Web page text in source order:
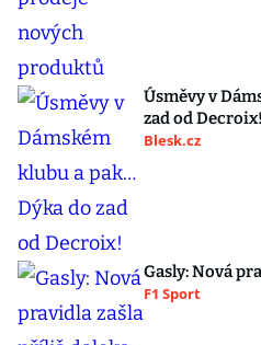
Úsměvy v
zad od Decroix!
Blesk.cz
Gasly: Nová
F1 Sport